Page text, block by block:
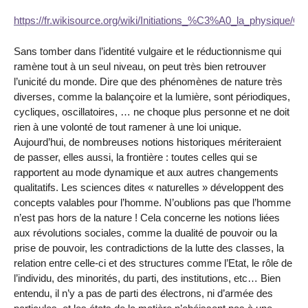
https://fr.wikisource.org/wiki/Initiations_%C3%A0_la_physique/
Sans tomber dans l’identité vulgaire et le réductionnisme qui
ramène tout à un seul niveau, on peut très bien retrouver
l’unicité du monde. Dire que des phénomènes de nature très
diverses, comme la balançoire et la lumière, sont périodiques,
cycliques, oscillatoires, … ne choque plus personne et ne doit
rien à une volonté de tout ramener à une loi unique.
Aujourd’hui, de nombreuses notions historiques mériteraient
de passer, elles aussi, la frontière : toutes celles qui se
rapportent au mode dynamique et aux autres changements
qualitatifs. Les sciences dites « naturelles » développent des
concepts valables pour l’homme. N’oublions pas que l’homme
n’est pas hors de la nature ! Cela concerne les notions liées
aux révolutions sociales, comme la dualité de pouvoir ou la
prise de pouvoir, les contradictions de la lutte des classes, la
relation entre celle-ci et des structures comme l’Etat, le rôle de
l’individu, des minorités, du parti, des institutions, etc… Bien
entendu, il n’y a pas de parti des électrons, ni d’armée des